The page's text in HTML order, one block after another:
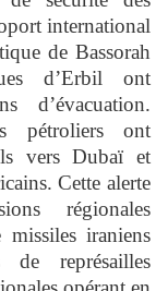
international
de Bassorah
d’Erbil ont
d’évacuation.
pétroliers ont
vers Dubaï et
Cette alerte
régionales
missiles iraniens
représailles